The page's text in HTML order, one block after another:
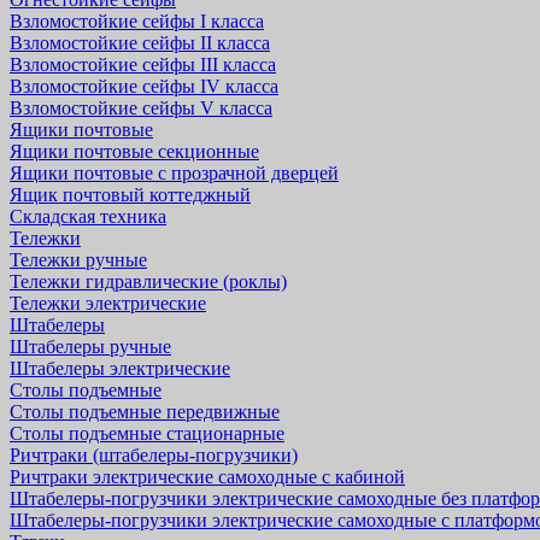
Взломостойкие сейфы I класса
Взломостойкие сейфы II класса
Взломостойкие сейфы III класса
Взломостойкие сейфы IV класса
Взломостойкие сейфы V класса
Ящики почтовые
Ящики почтовые секционные
Ящики почтовые с прозрачной дверцей
Ящик почтовый коттеджный
Складская техника
Тележки
Тележки ручные
Тележки гидравлические (роклы)
Тележки электрические
Штабелеры
Штабелеры ручные
Штабелеры электрические
Столы подъемные
Столы подъемные передвижные
Столы подъемные стационарные
Ричтраки (штабелеры-погрузчики)
Ричтраки электрические самоходные с кабиной
Штабелеры-погрузчики электрические самоходные без
Штабелеры-погрузчики электрические самоходные с